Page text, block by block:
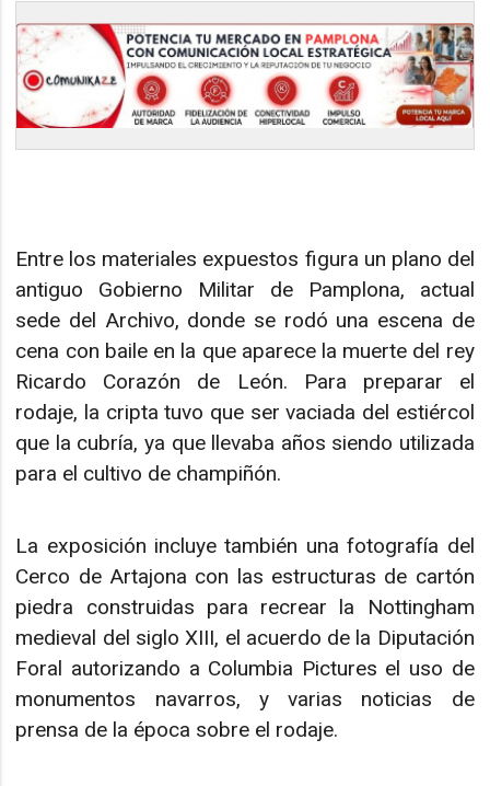
Entre los materiales expuestos figura un plano del
antiguo Gobierno Militar de Pamplona, actual
sede del Archivo, donde se rodó una escena de
cena con baile en la que aparece la muerte del rey
Ricardo Corazón de León. Para preparar el
rodaje, la cripta tuvo que ser vaciada del estiércol
que la cubría, ya que llevaba años siendo utilizada
para el cultivo de champiñón.
La exposición incluye también una fotografía del
Cerco de Artajona con las estructuras de cartón
piedra construidas para recrear la Nottingham
medieval del siglo XIII, el acuerdo de la Diputación
Foral autorizando a Columbia Pictures el uso de
monumentos navarros, y varias noticias de
prensa de la época sobre el rodaje.